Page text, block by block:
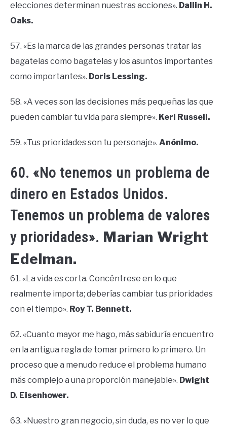
elecciones determinan nuestras acciones». Dallin H.
Oaks.
57. «Es la marca de las grandes personas tratar las
bagatelas como bagatelas y los asuntos importantes
como importantes». Doris Lessing.
58. «A veces son las decisiones más pequeñas las que
pueden cambiar tu vida para siempre». Keri Russell.
59. «Tus prioridades son tu personaje». Anónimo.
60. «No tenemos un problema de
dinero en Estados Unidos.
Tenemos un problema de valores
y prioridades». Marian Wright
Edelman.
61. «La vida es corta. Concéntrese en lo que
realmente importa; deberías cambiar tus prioridades
con el tiempo». Roy T. Bennett.
62. «Cuanto mayor me hago, más sabiduría encuentro
en la antigua regla de tomar primero lo primero. Un
proceso que a menudo reduce el problema humano
más complejo a una proporción manejable». Dwight
D. Eisenhower.
63. «Nuestro gran negocio, sin duda, es no ver lo que